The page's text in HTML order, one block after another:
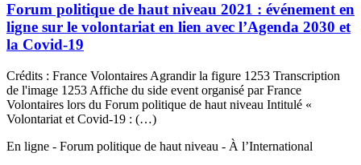
Forum politique de haut niveau 2021 : événement en
ligne sur le volontariat en lien avec l’Agenda 2030 et
la Covid-19
Crédits : France Volontaires Agrandir la figure 1253 Transcription
de l'image 1253 Affiche du side event organisé par France
Volontaires lors du Forum politique de haut niveau Intitulé «
Volontariat et Covid-19 : (…)
En ligne - Forum politique de haut niveau - À l’International